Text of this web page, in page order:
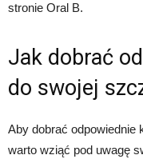
stronie Oral B.
Jak dobrać
do swojej
Aby dobrać odpowiednie
warto wziąć pod uwagę